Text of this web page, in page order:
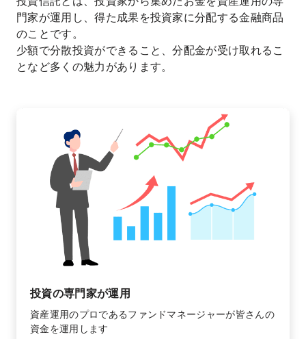
門家が運用し、得た成果を投資家に分配する金融商品
のことです。
少額で分散投資ができること、分配金が受け取れるこ
となど多くの魅力があります。
投資の専門家が運用
資産運用のプロであるファンドマネージャーが皆さんの
資金を運用します